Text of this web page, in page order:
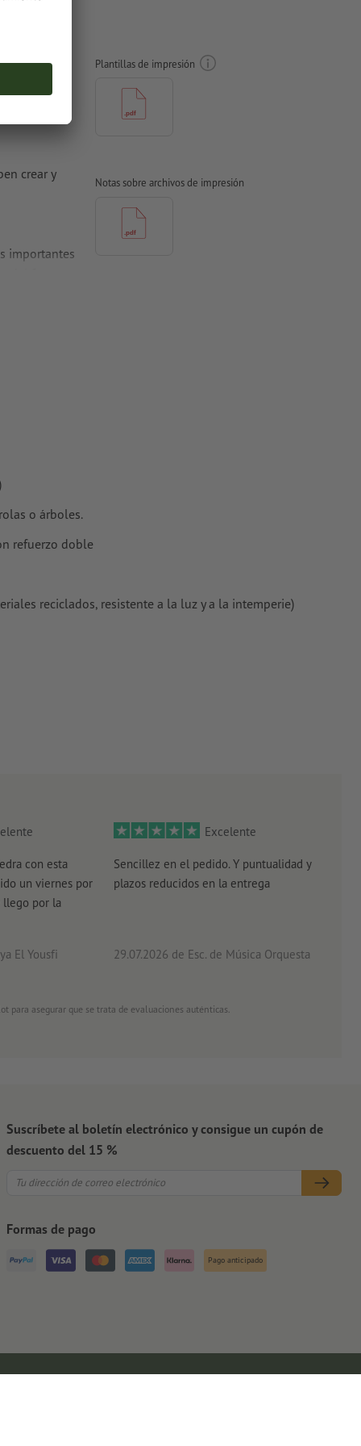
crear y
importantes
en
Plantillas de impresión
Notas sobre archivos de impresión
o árboles.
refuerzo doble
reciclados, resistente a la luz y a la intemperie)
con esta
un viernes por
llego por la
El Yousfi
Excelente
Sencillez en el pedido. Y puntualidad y
plazos reducidos en la entrega
29.07.2026 de Esc. de Música Orquesta
para asegurar que se trata de evaluaciones auténticas.
Suscríbete al boletín electrónico y consigue un cupón de
descuento del 15 %
Formas de pago
Pago anticipado
Aviso legal CGC Protección de datos